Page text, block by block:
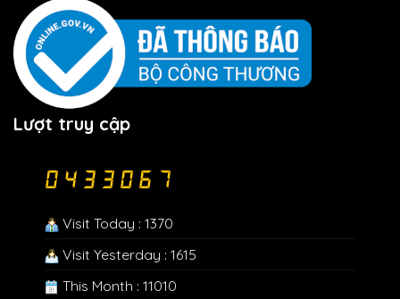
Lượt truy cập
Visit Today : 1370
Visit Yesterday : 1615
This Month : 11010